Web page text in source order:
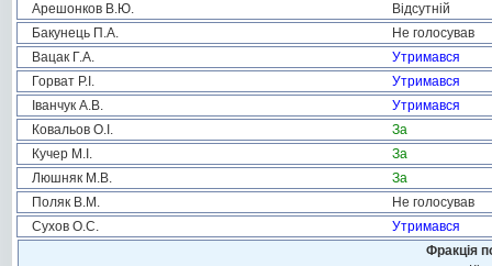
Арешонков В.Ю.
Відсутній
Бакунець П.А.
Не голосував
Вацак Г.А.
Утримався
Горват Р.І.
Утримався
Іванчук А.В.
Утримався
Ковальов О.І.
За
Кучер М.І.
За
Люшняк М.В.
За
Поляк В.М.
Не голосував
Сухов О.С.
Утримався
Фракція